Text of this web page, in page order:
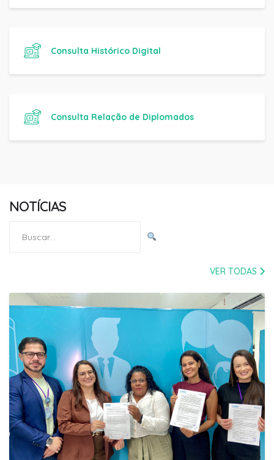
Consulta Histórico Digital
Consulta Relação de Diplomados
NOTÍCIAS
por:
VER TODAS